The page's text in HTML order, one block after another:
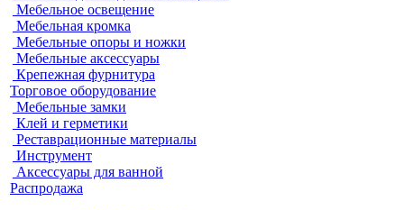
Мебельное освещение
Мебельная кромка
Мебельные опоры и ножки
Мебельные аксессуары
Крепежная фурнитура
Торговое оборудование
Мебельные замки
Клей и герметики
Реставрационные материалы
Инструмент
Аксессуары для ванной
Распродажа